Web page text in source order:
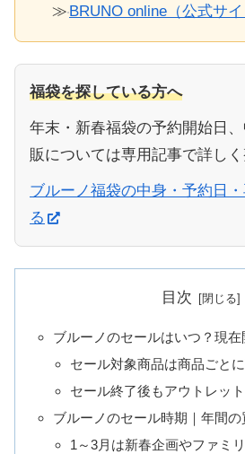
≫ BRUNO online（公式サ
福袋を探している方へ
年末・新春福袋の予約開始日
販については専用記事で詳しく
ブルーノ福袋の中身・予約日
る
目次
ブルーノのセールはいつ？現
セール対象商品は商品ごと
セール終了後もアウトレッ
ブルーノのセール時期｜年間の
1～3月は新春企画やファミ